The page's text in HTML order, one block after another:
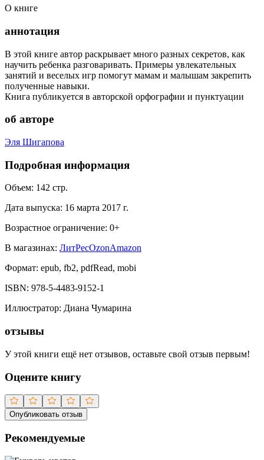
О книге
аннотация
В этой книге автор раскрывает много разных секретов, как
научить ребенка разговаривать. Примеры увлекательных
занятий и веселых игр помогут мамам и малышам закрепить
полученные навыки.
Книга публикуется в авторской орфографии и пунктуации
об авторе
Эля Шигапова
Подробная информация
Объем: 142 стр.
Дата выпуска: 16 марта 2017 г.
Возрастное ограничение: 0+
В магазинах: ЛитРесOzonAmazon
Формат: epub, fb2, pdfRead, mobi
ISBN: 978-5-4483-9152-1
Иллюстратор: Диана Чумарина
отзывы
У этой книги ещё нет отзывов, оставьте свой отзыв первым!
Оцените книгу
Опубликовать отзыв
Рекомендуемые